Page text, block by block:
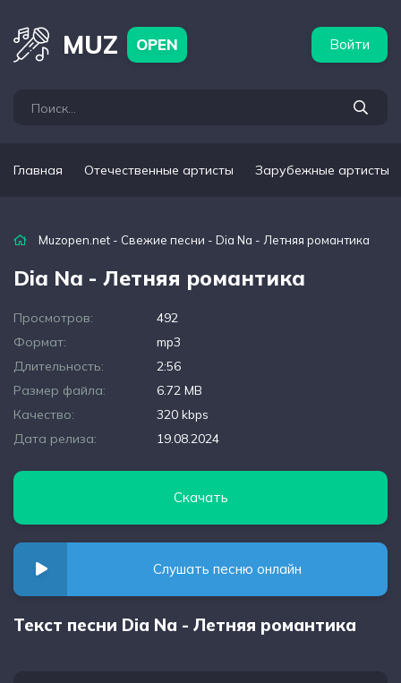
MUZ OPEN Войти
Главная Отечественные артисты Зарубежные артисты
Muzopen.net - Свежие песни - Dia Na - Летняя романтика
Dia Na - Летняя романтика
Просмотров:
492
Формат:
mp3
Длительность:
2:56
Размер файла:
6.72 MB
Качество:
320 kbps
Дата релиза:
19.08.2024
Скачать
Слушать песню онлайн
Текст песни Dia Na - Летняя романтика
артисты Популярные подборки